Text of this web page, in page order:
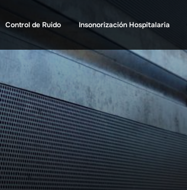
Control de Ruido Insonorización Hospitalaria